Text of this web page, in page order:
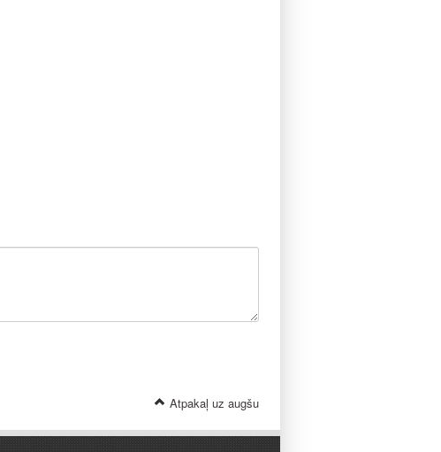
Atpakaļ uz augšu